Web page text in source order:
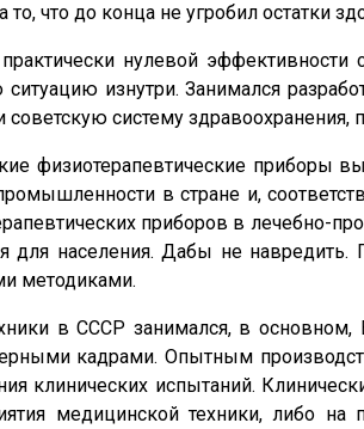
что до конца не угробил остатки
нулевой эффективности
изнутри. Занимался
советскую систему
физиотерапевтические приборы
в стране и,
приборов в лечебно-
для населения. Дабы не
методиками.
в СССР занимался, в
кадрами. Опытным
клинических испытаний.
медицинской техники, либо